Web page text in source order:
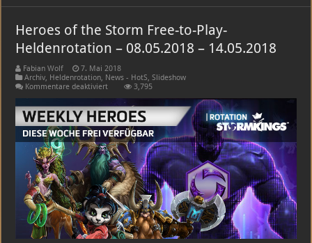
Heroes of the Storm Free-to-Play-
Heldenrotation – 08.05.2018 – 14.05.2018
Fabian Wolf
7. Mai 2018
Archiv, Heldenrotation, News - HotS,Slideshow
Kommentare deaktiviertfür
of
the
Storm
Free-
to-
Play-
Heldenrotation
–
08.05.2018
–
14.05.2018
3,795